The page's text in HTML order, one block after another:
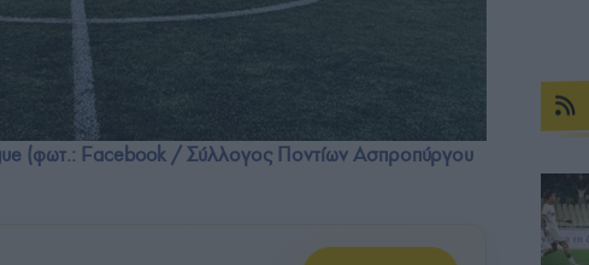
(φωτ.: Facebook / Σύλλογος Ποντίων Ασπροπύργου